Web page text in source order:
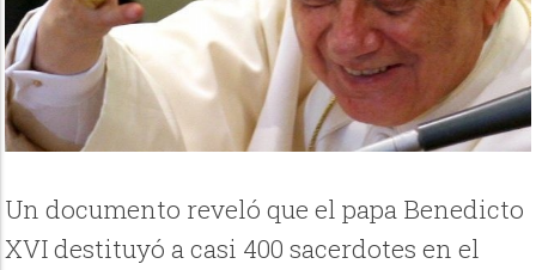
Un documento reveló que el papa Benedicto
XVI destituyó a casi 400 sacerdotes en el